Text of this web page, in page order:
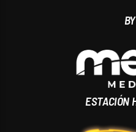
BY
ESTACIÓN